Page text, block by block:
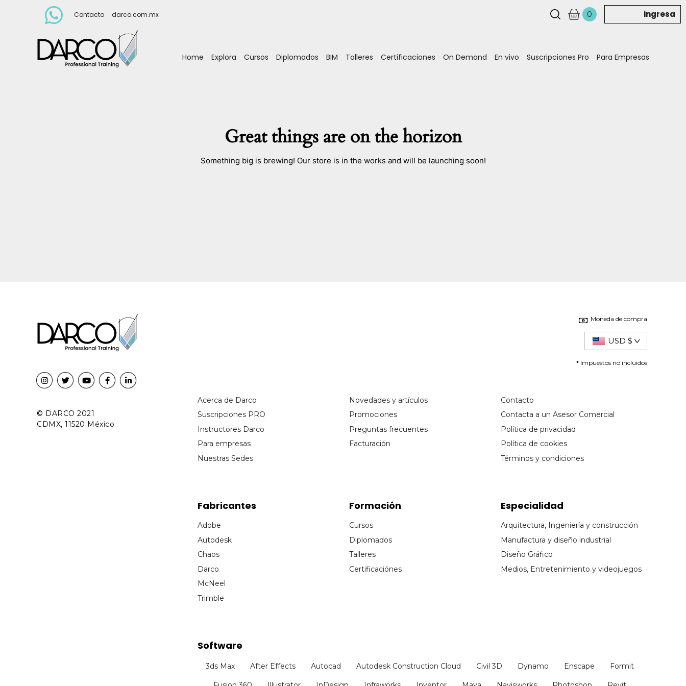
Contacto darco.com.mx 0 ingresa
Home Explora Cursos Diplomados BIM Talleres Certificaciones On Demand En vivo Suscripciones Pro Para Empresas
Great things are on the horizon
Something big is brewing! Our store is in the works and will be launching soon!
© DARCO 2021
CDMX, 11520 México
Moneda de compra
USD $
* Impuestos no incluidos
Acerca de Darco
Suscripciones PRO
Instructores Darco
Para empresas
Nuestras Sedes
Novedades y artículos
Promociones
Preguntas frecuentes
Facturación
Contacto
Contacta a un Asesor Comercial
Política de privacidad
Política de cookies
Términos y condiciones
Fabricantes
Adobe
Autodesk
Chaos
Darco
McNeel
Trimble
Formación
Cursos
Diplomados
Talleres
Certificaciónes
Especialidad
Arquitectura, Ingeniería y construcción
Manufactura y diseño industrial
Diseño Gráfico
Medios, Entretenimiento y videojuegos
Software
3ds Max After Effects Autocad Autodesk Construction Cloud Civil 3D Dynamo Enscape Formit